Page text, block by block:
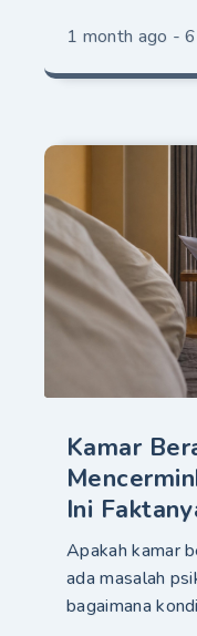
1 month ago -
Kamar
Ini
Apakah kamar
ada masalah
bagaimana